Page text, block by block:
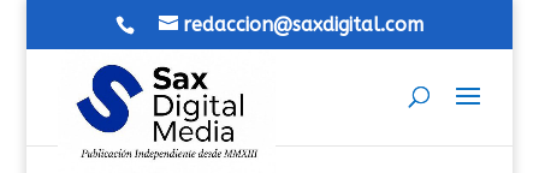
redaccion@saxdigital.com